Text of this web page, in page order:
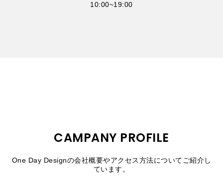
10:00~19:00
CAMPANY PROFILE
One Day Designの会社概要やアクセス方法についてご紹介し
ています。